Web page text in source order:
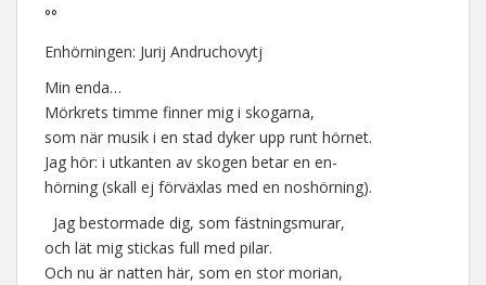
°°
Enhörningen: Jurij Andruchovytj
Min enda…
Mörkrets timme finner mig i skogarna,
som när musik i en stad dyker upp runt hörnet.
Jag hör: i utkanten av skogen betar en en-
hörning (skall ej förväxlas med en noshörning).
Jag bestormade dig, som fästningsmurar,
och lät mig stickas full med pilar.
Och nu är natten här, som en stor morian,